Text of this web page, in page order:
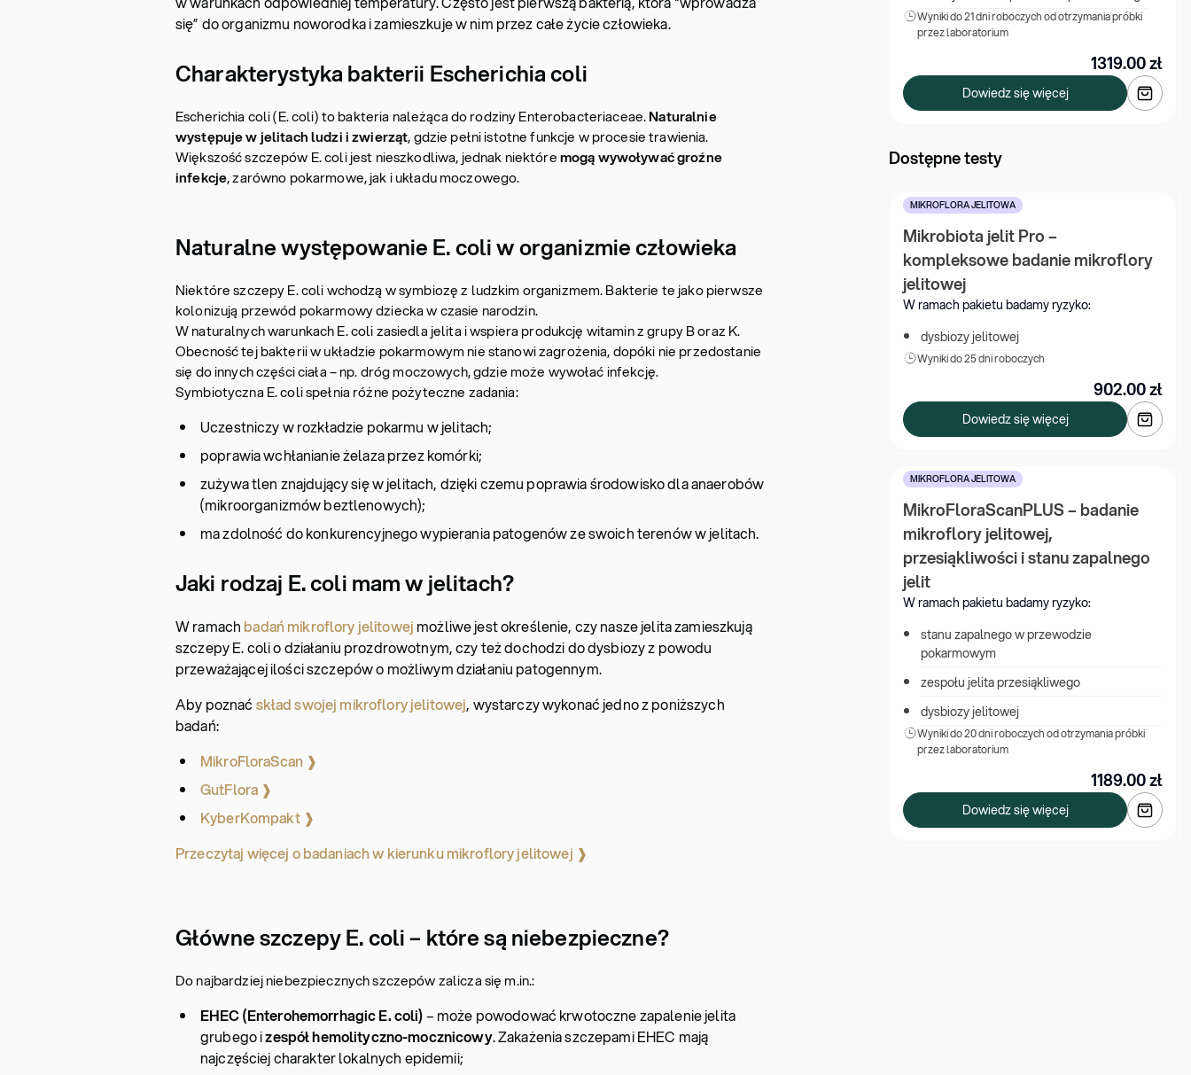
się” do organizmu noworodka i zamieszkuje w nim przez całe życie człowieka.
Charakterystyka bakterii Escherichia coli
Escherichia coli (E. coli) to bakteria należąca do rodziny Enterobacteriaceae.Naturalnie
występuje w jelitach ludzi i zwierząt, gdzie pełni istotne funkcje w procesie trawienia.
Większość szczepów E. coli jest nieszkodliwa, jednak niektóremogą wywoływać groźne
infekcje, zarówno pokarmowe, jak i układu moczowego.
Naturalne występowanie E. coli w organizmie człowieka
Niektóre szczepy E. coli wchodzą w symbiozę z ludzkim organizmem. Bakterie te jako pierwsze
kolonizują przewód pokarmowy dziecka w czasie narodzin.
W naturalnych warunkach E. coli zasiedla jelita i wspiera produkcję witamin z grupy B oraz K.
Obecność tej bakterii w układzie pokarmowym nie stanowi zagrożenia, dopóki nie przedostanie
się do innych części ciała – np. dróg moczowych, gdzie może wywołać infekcję.
Symbiotyczna E. coli spełnia różne pożyteczne zadania:
Uczestniczy w rozkładzie pokarmu w jelitach;
poprawia wchłanianie żelaza przez komórki;
zużywa tlen znajdujący się w jelitach, dzięki czemu poprawia środowisko dla anaerobów
(mikroorganizmów beztlenowych);
ma zdolność do konkurencyjnego wypierania patogenów ze swoich terenów w jelitach.
Jaki rodzaj E. coli mam w jelitach?
W ramach badań mikroflory jelitowej możliwe jest określenie, czy nasze jelita zamieszkują
szczepy E. coli o działaniu prozdrowotnym, czy też dochodzi do dysbiozy z powodu
przeważającej ilości szczepów o możliwym działaniu patogennym.
Aby poznać skład swojej mikroflory jelitowej, wystarczy wykonać jedno z poniższych
badań:
MikroFloraScan ❱
GutFlora ❱
KyberKompakt ❱
Przeczytaj więcej o badaniach w kierunku mikroflory jelitowej ❱
Główne szczepy E. coli – które są niebezpieczne?
Do najbardziej niebezpiecznych szczepów zalicza się m.in.:
EHEC (Enterohemorrhagic E. coli)– może powodować krwotoczne zapalenie jelita
grubego izespół hemolityczno-mocznicowy. Zakażenia szczepami EHEC mają
najczęściej charakter lokalnych epidemii;
Wyniki do 21 dni roboczych od otrzymania próbki
przez laboratorium
1319.00zł
Dowiedz się więcej
Dostępne testy
MIKROFLORA JELITOWA
Mikrobiota jelit Pro –
kompleksowe badanie mikroflory
jelitowej
W ramach pakietu badamy ryzyko:
dysbiozy jelitowej
Wyniki do 25 dni roboczych
902.00zł
Dowiedz się więcej
MIKROFLORA JELITOWA
MikroFloraScanPLUS – badanie
mikroflory jelitowej,
przesiąkliwości i stanu zapalnego
jelit
W ramach pakietu badamy ryzyko:
stanu zapalnego w przewodzie
pokarmowym
zespołu jelita przesiąkliwego
dysbiozy jelitowej
Wyniki do 20 dni roboczych od otrzymania próbki
przez laboratorium
1189.00zł
Dowiedz się więcej